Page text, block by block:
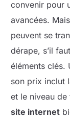
convenir pour
avancées.
peuvent se
dérape, s’il
éléments clés.
son prix inclut
et le niveau
site internet